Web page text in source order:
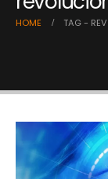
HOME TAG -